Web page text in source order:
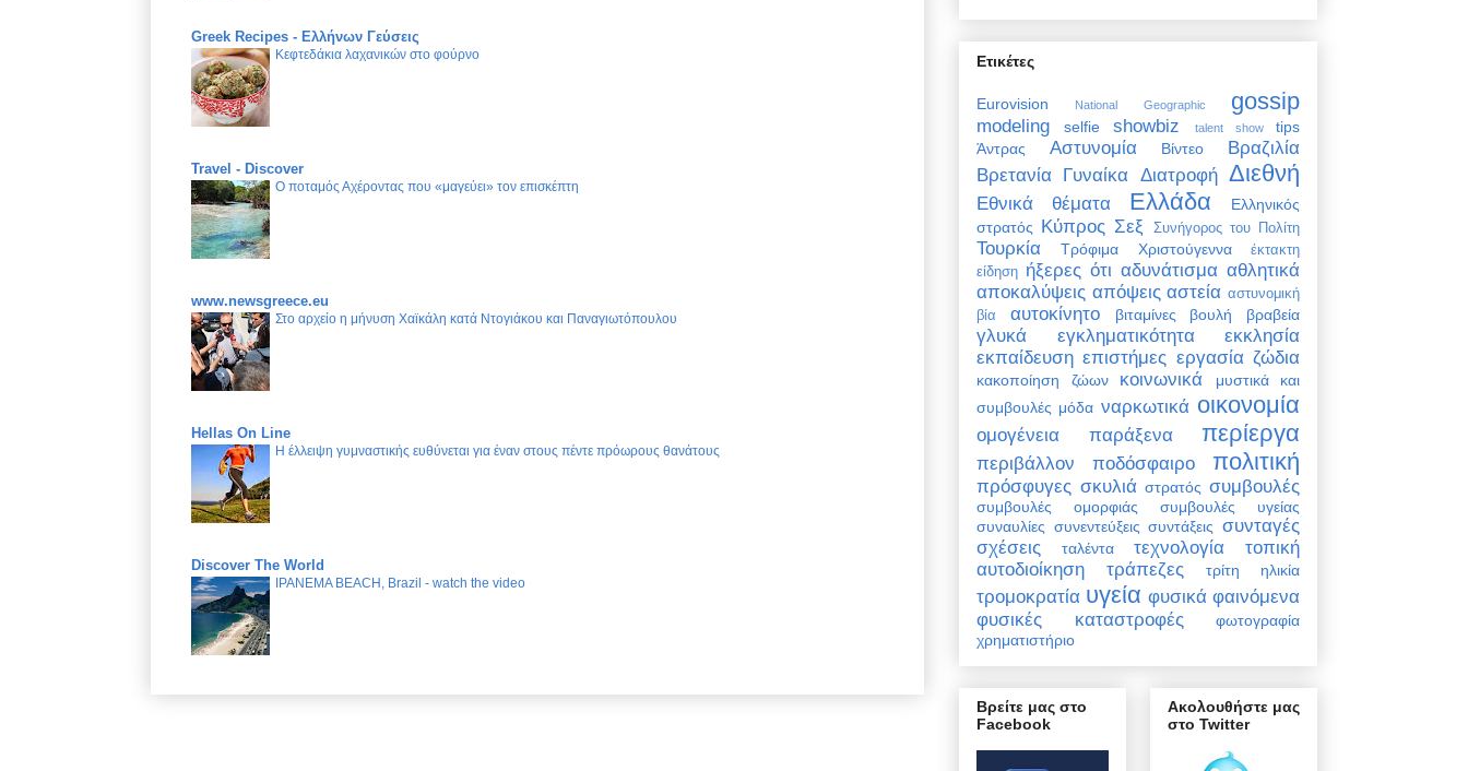
Greek Recipes - Ελλήνων Γεύσεις
Κεφτεδάκια λαχανικών στο φούρνο
Travel - Discover
Ο ποταμός Αχέροντας που «μαγεύει» τον επισκέπτη
www.newsgreece.eu
Στο αρχείο η μήνυση Χαϊκάλη κατά Ντογιάκου και Παναγιωτόπουλου
Hellas On Line
Η έλλειψη γυμναστικής ευθύνεται για έναν στους πέντε πρόωρους θανάτους
Discover The World
IPANEMA BEACH, Brazil - watch the video
Ετικέτες
Eurovision National Geographic gossip
modeling selfie showbiz talent show
tips
Άντρας
Αστυνομία Βίντεο
Βραζιλία
Βρετανία Γυναίκα Διατροφή Διεθνή
Εθνικά θέματα Ελλάδα
Ελληνικός
στρατός Κύπρος Σεξ Συνήγορος του Πολίτη
Τουρκία Τρόφιμα Χριστούγεννα
έκτακτη
είδηση ήξερες ότι αδυνάτισμα αθλητικά
αποκαλύψεις απόψεις αστεία αστυνομική
βία
αυτοκίνητο βιταμίνες βουλή βραβεία
γλυκά εγκληματικότητα
εκκλησία
εκπαίδευση επιστήμες εργασία ζώδια
κακοποίηση ζώων κοινωνικά
μυστικά και
συμβουλές μόδα ναρκωτικά οικονομία
ομογένεια παράξενα περίεργα
περιβάλλον ποδόσφαιρο πολιτική
πρόσφυγες σκυλιά στρατός συμβουλές
συμβουλές ομορφιάς
συμβουλές υγείας
συναυλίες συνεντεύξεις συντάξεις συνταγές
σχέσεις
ταλέντα τεχνολογία
τοπική
αυτοδιοίκηση
τράπεζες τρίτη ηλικία
τρομοκρατία υγεία φυσικά φαινόμενα
φυσικές καταστροφές
φωτογραφία
χρηματιστήριο
Βρείτε μας στο
Facebook
Ακολουθήστε μας
στο Twitter